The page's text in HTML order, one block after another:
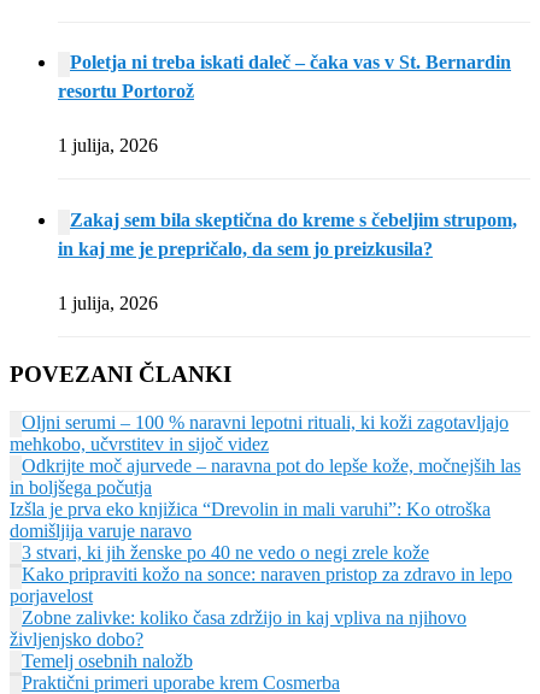
Poletja ni treba iskati daleč – čaka vas v St. Bernardin
resortu Portorož
1 julija, 2026
Zakaj sem bila skeptična do kreme s čebeljim strupom,
in kaj me je prepričalo, da sem jo preizkusila?
1 julija, 2026
POVEZANI ČLANKI
Oljni serumi – 100 % naravni lepotni rituali, ki koži zagotavljajo
mehkobo, učvrstitev in sijoč videz
Odkrijte moč ajurvede – naravna pot do lepše kože, močnejših las
in boljšega počutja
Izšla je prva eko knjižica “Drevolin in mali varuhi”: Ko otroška
domišljija varuje naravo
3 stvari, ki jih ženske po 40 ne vedo o negi zrele kože
Kako pripraviti kožo na sonce: naraven pristop za zdravo in lepo
porjavelost
Zobne zalivke: koliko časa zdržijo in kaj vpliva na njihovo
življenjsko dobo?
Temelj osebnih naložb
Praktični primeri uporabe krem Cosmerba